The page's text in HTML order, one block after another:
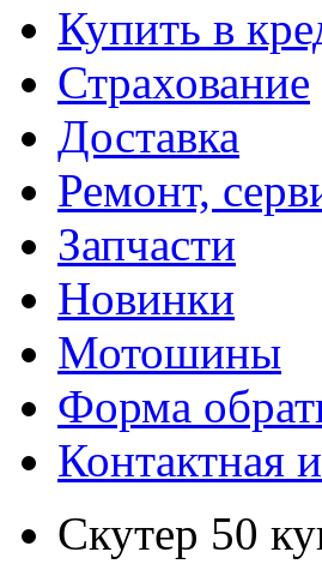
Купить в
Страхование
Доставка
Ремонт,
Запчасти
Новинки
Мотошины
Форма
Контактная
Скутер 50